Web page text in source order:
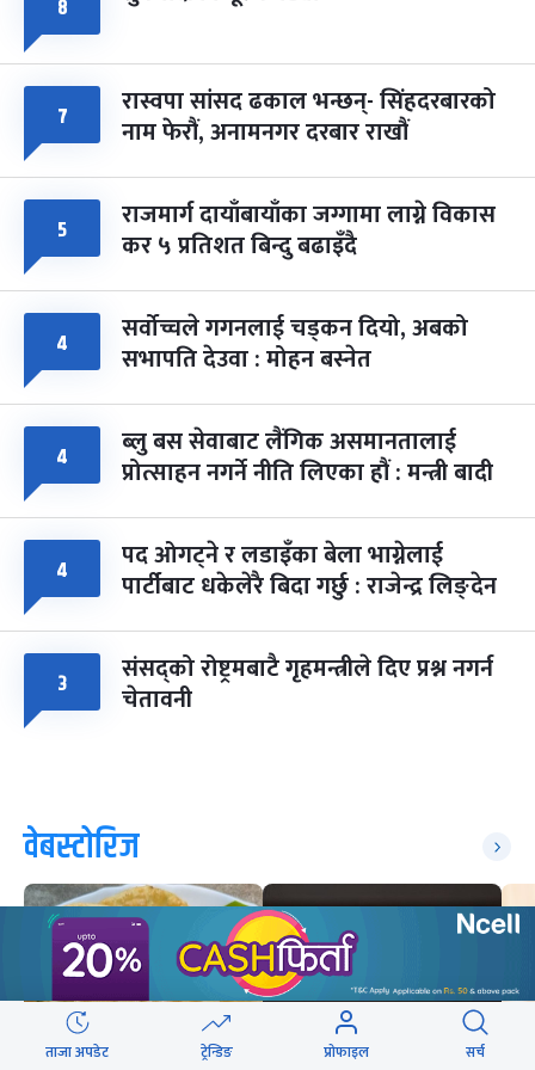
८
८
७ रास्वपा सांसद ढकाल भन्छन्- सिंहदरबारको
नाम फेरौं, अनामनगर दरबार राखौं
५ राजमार्ग दायाँबायाँका जग्गामा लाग्ने विकास
कर ५ प्रतिशत बिन्दु बढाइँदै
४ सर्वोच्चले गगनलाई चड्कन दियो, अबको
सभापति देउवा : मोहन बस्नेत
४ ब्लु बस सेवाबाट लैंगिक असमानतालाई
प्रोत्साहन नगर्ने नीति लिएका हौं : मन्त्री बादी
४ पद ओगट्ने र लडाइँका बेला भाग्नेलाई
पार्टीबाट धकेलेरै बिदा गर्छु : राजेन्द्र लिङ्देन
३ संसद्को रोष्ट्रमबाटै गृहमन्त्रीले दिए प्रश्न नगर्न
चेतावनी
वेबस्टोरिज
ताजा अपडेट ट्रेन्डिङ प्रोफाइल सर्च